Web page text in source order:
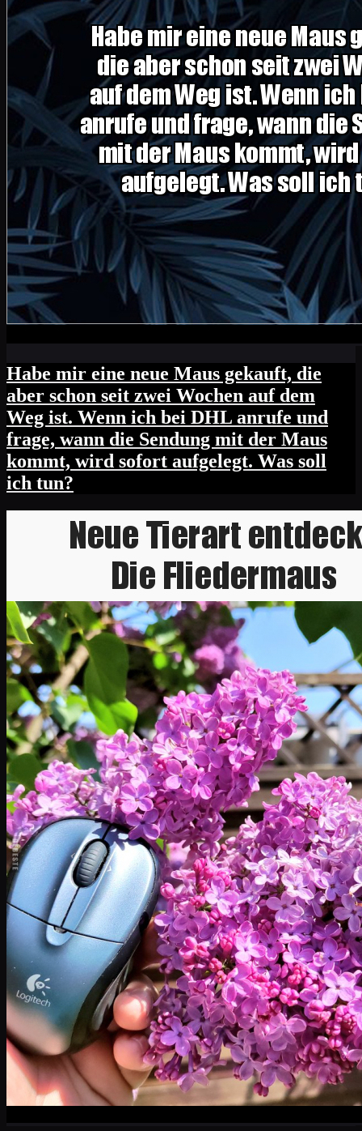
Habe mir eine neue Maus gekauft, die
aber schon seit zwei Wochen auf dem
Weg ist. Wenn ich bei DHL anrufe und
frage, wann die Sendung mit der Maus
kommt, wird sofort aufgelegt. Was soll
ich tun?